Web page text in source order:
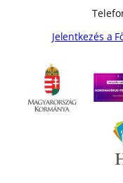
Jelentkezés a